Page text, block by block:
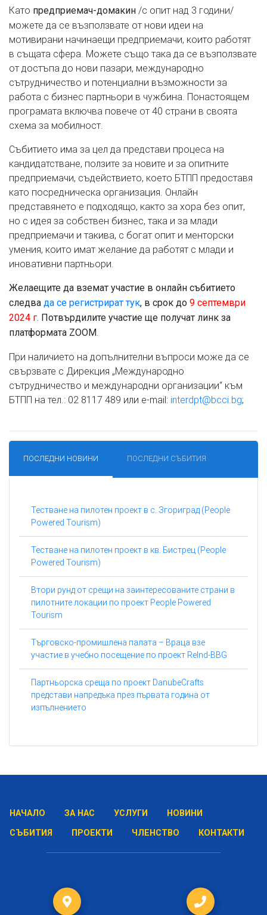
Като предприемач-домакин /с опит над 3 години/
можете да се възползвате от нови идеи на
мотивирани начинаещи предприемачи, които работят
в същата сфера. Можете също така да се възползвате
от достъпа до нови пазари, международно
сътрудничество и потенциални възможности за
работа с бизнес партньори в чужбина. Понастоящем
програмата включва повече от 40 страни в своята
схема за мобилност.
Събитието има за цел да представи процеса на
кандидатстване, ползите за новите и за опитните
предприемачи, съдействието, което БТПП предоставя
като посредническа организация. Онлайн
представянето е подходящо, както за хора без опит,
но с идея за собствен бизнес, така и за млади
предприемачи и такива, с богат опит и менторски
умения, които имат желание да работят с млади и
иновативни партньори.
Желаещите да вземат участие в онлайн събитието
следва да се регистрират тук, в срок до 9 септември
2024 г. Потвърдилите участие ще получат линк за
платформата ZOOM
При наличието на допълнителни въпроси може да се
свързвате с Дирекция „Международно
сътрудничество и международни организации“ към
БТПП на тел.: 02 8117 489 или e-mail: interdpt@bcci.bg;
ПОСЛЕДНИ НОВИНИ ПОСЛЕДНИ СЪБИТИЯ
Тестване на пилотен проект в с. Згориград (People
Powered Tourism)
Тестване на пилотен проект в кв. Бистрец (People
Powered Tourism)
Втори рунд от срещи на заинтересованите страни в
пилотните локации по проект People Powered
Tourism
Търговско-промишлена палата – Враца взе
участие в учебно посещение по проект ReInd-BBG
Партньорска среща по проект DanubeCrafts
представи напредъка през първата година от
изпълнението
НАЧАЛО ЗА НАС УСЛУГИ
НОВИНИ
СЪБИТИЯ
ПРОЕКТИ ЧЛЕНСТВО КОНТАКТИ